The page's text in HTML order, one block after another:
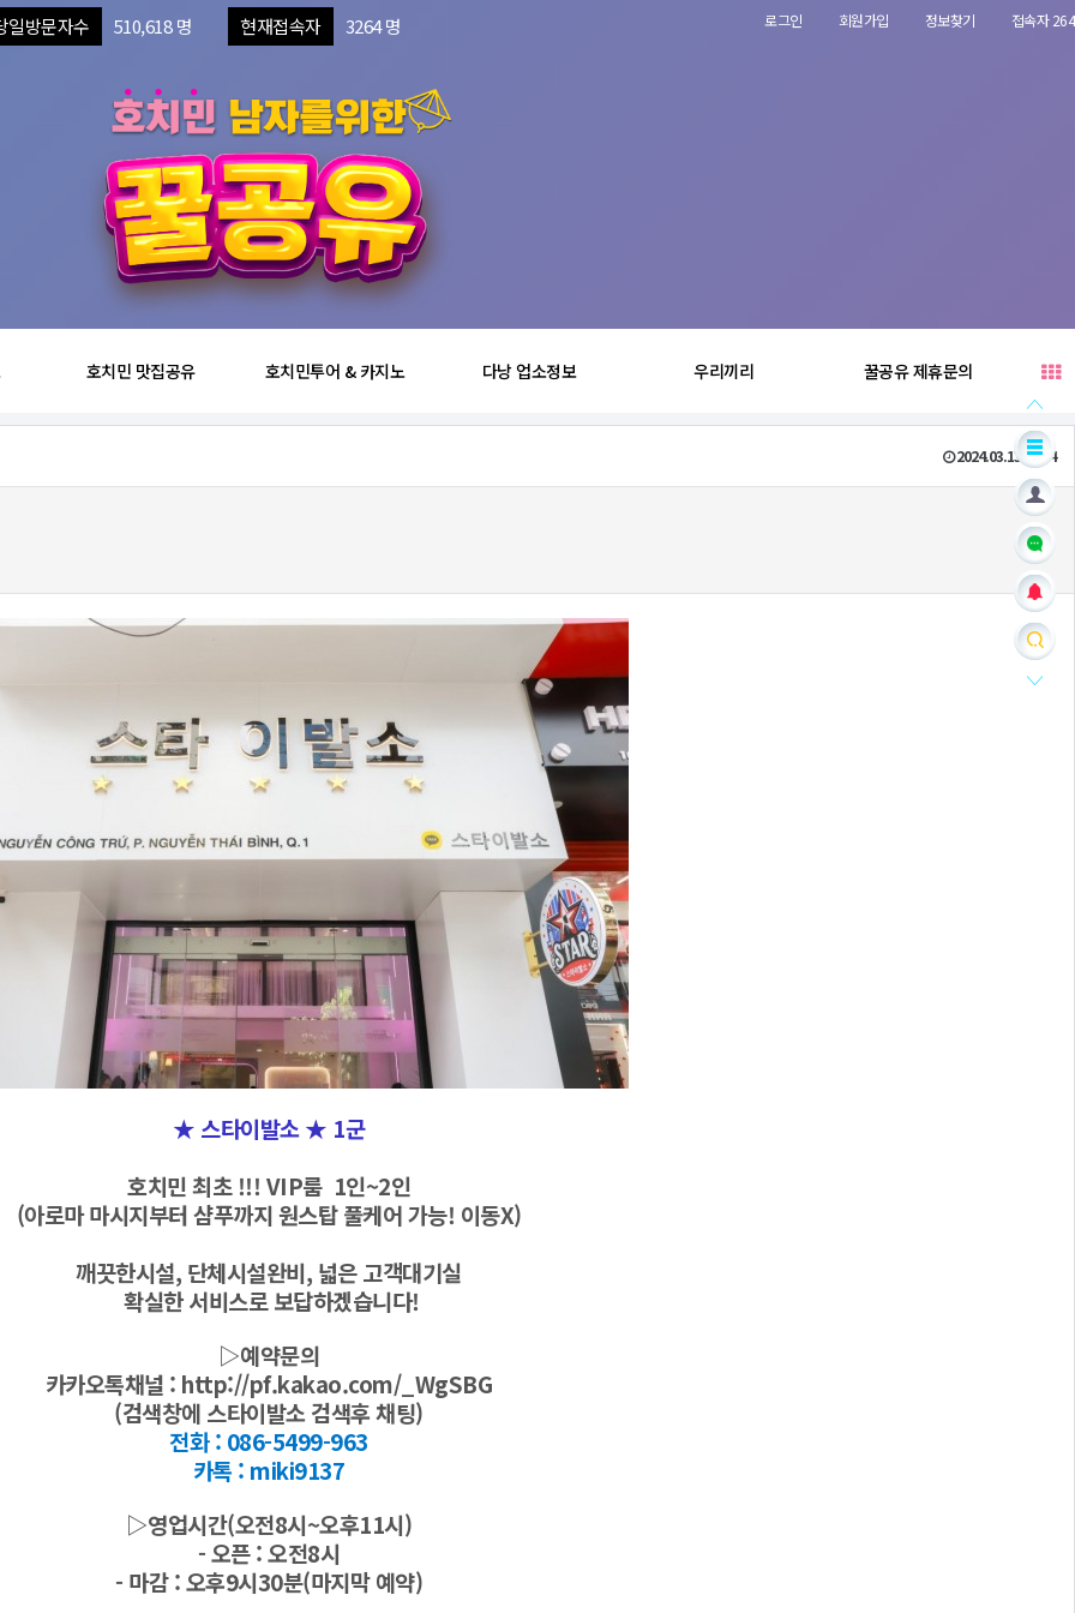
일방문자수 510,618 명 현재접속자 3264 명 로그인 회원가입 정보찾기 접속자 264
호치민 맛집공유 호치민투어 & 카지노 다낭 업소정보 우리끼리 꿀공유 제휴문의
2024.03.13 22:04
★ 스타이발소 ★ 1군
호치민 최초 !!! VIP룸 1인~2인
(아로마 마시지부터 샴푸까지 원스탑 풀케어 가능! 이동X)
깨끗한시설, 단체시설완비, 넓은 고객대기실
확실한 서비스로 보답하겠습니다!
▷예약문의
카카오톡채널 : http://pf.kakao.com/_WgSBG
(검색창에 스타이발소 검색후 채팅)
전화 : 086-5499-963
카톡 : miki9137
▷영업시간(오전8시~오후11시)
- 오픈 : 오전8시
- 마감 : 오후9시30분(마지막 예약)